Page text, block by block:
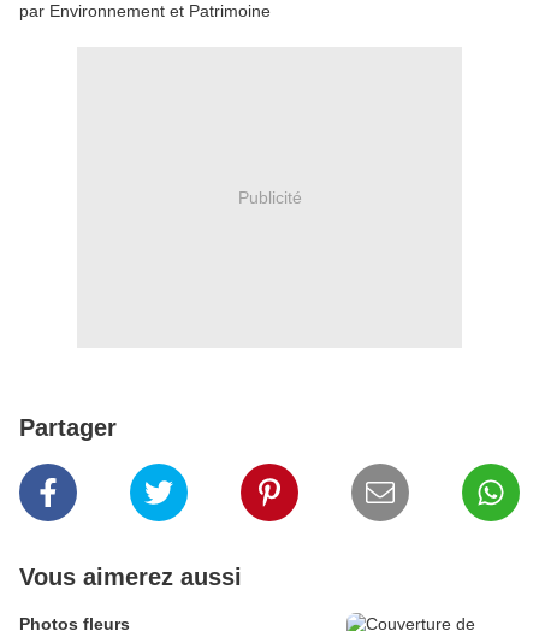
par Environnement et Patrimoine
Publicité
Partager
Vous aimerez aussi
Photos fleurs